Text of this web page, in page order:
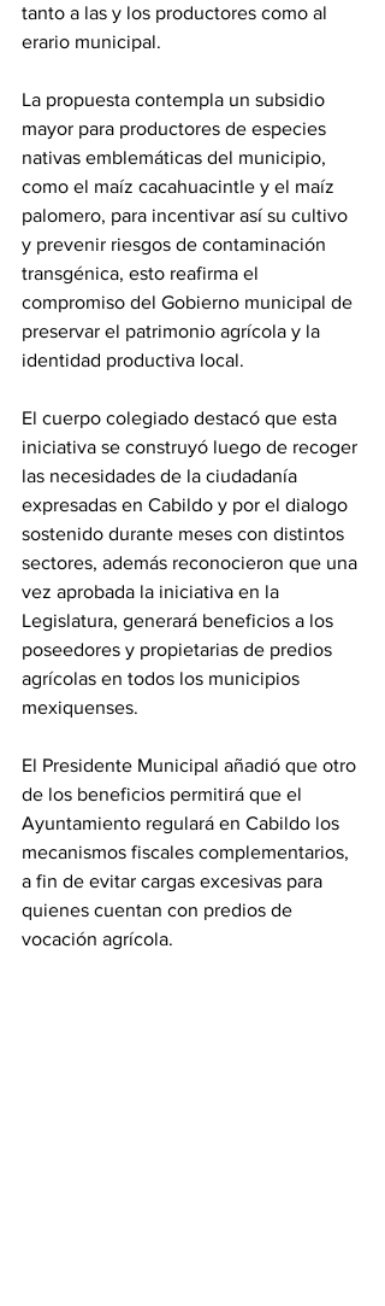
tanto a las y los productores como al
erario municipal.
La propuesta contempla un subsidio
mayor para productores de especies
nativas emblemáticas del municipio,
como el maíz cacahuacintle y el maíz
palomero, para incentivar así su cultivo
y prevenir riesgos de contaminación
transgénica, esto reafirma el
compromiso del Gobierno municipal de
preservar el patrimonio agrícola y la
identidad productiva local.
El cuerpo colegiado destacó que esta
iniciativa se construyó luego de recoger
las necesidades de la ciudadanía
expresadas en Cabildo y por el dialogo
sostenido durante meses con distintos
sectores, además reconocieron que una
vez aprobada la iniciativa en la
Legislatura, generará beneficios a los
poseedores y propietarias de predios
agrícolas en todos los municipios
mexiquenses.
El Presidente Municipal añadió que otro
de los beneficios permitirá que el
Ayuntamiento regulará en Cabildo los
mecanismos fiscales complementarios,
a fin de evitar cargas excesivas para
quienes cuentan con predios de
vocación agrícola.